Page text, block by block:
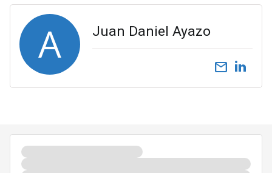
A Juan Daniel Ayazo
email